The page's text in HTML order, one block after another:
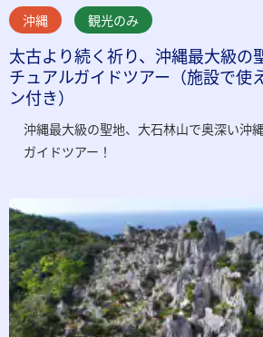
沖縄 観光のみ
太古より続く祈り、沖縄最大級の
チュアルガイドツアー（施設で使
ン付き）
沖縄最大級の聖地、大石林山で奥深い沖
ガイドツアー！